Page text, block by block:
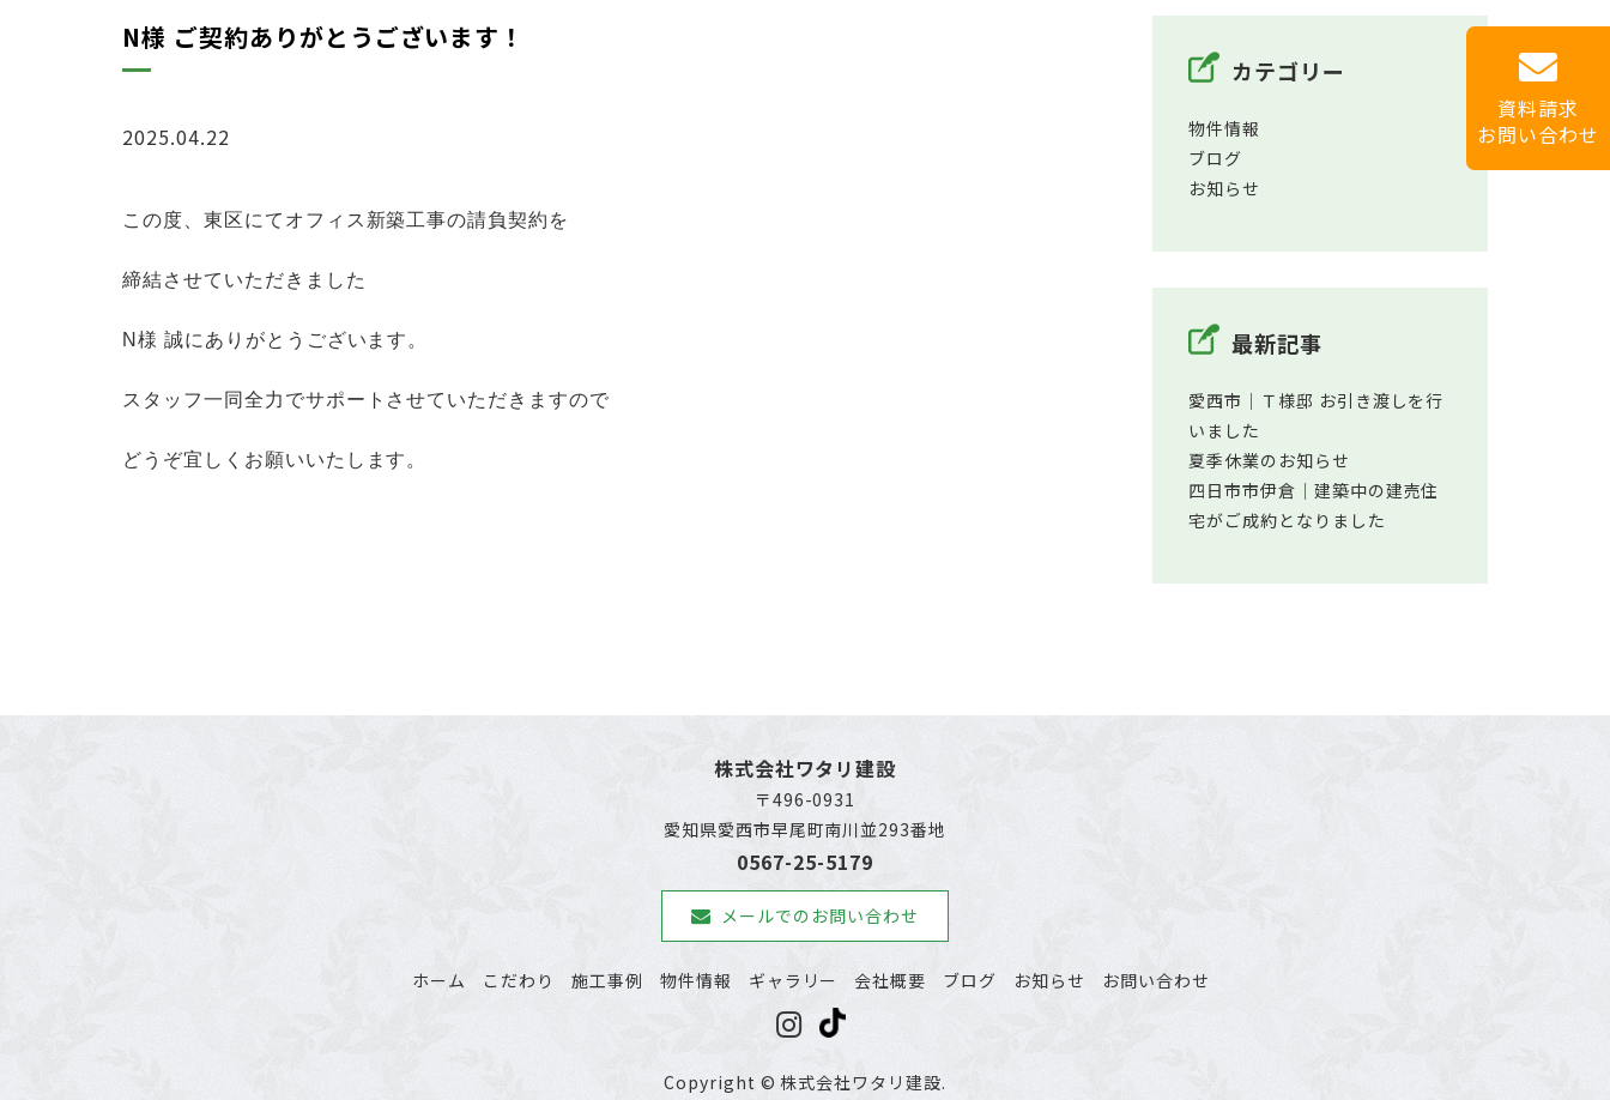
資料請求
お問い合わせ
N様 ご契約ありがとうございます！
2025.04.22
こ の度、東区にてオフィス新築工事の請負契約を
締結させていただきました
N 様 誠にありがとうございます。
スタッフ一同全力でサポートさせていただきますので
どうぞ宜しくお願いいたします。
カテゴリー
物件情報
ブログ
お知らせ
最新記事
愛西市│Ｔ様邸 お引き渡しを行
いました
夏季休業のお知らせ
四日市市伊倉│建築中の建売住
宅がご成約となりました
株式会社ワタリ建設
〒496-0931
愛知県愛西市早尾町南川並293番地
0567-25-5179
メールでのお問い合わせ
ホーム こだわり 施工事例 物件情報 ギャラリー 会社概要 ブログ お知らせ お問い合わせ
Copyright © 株式会社ワタリ建設.